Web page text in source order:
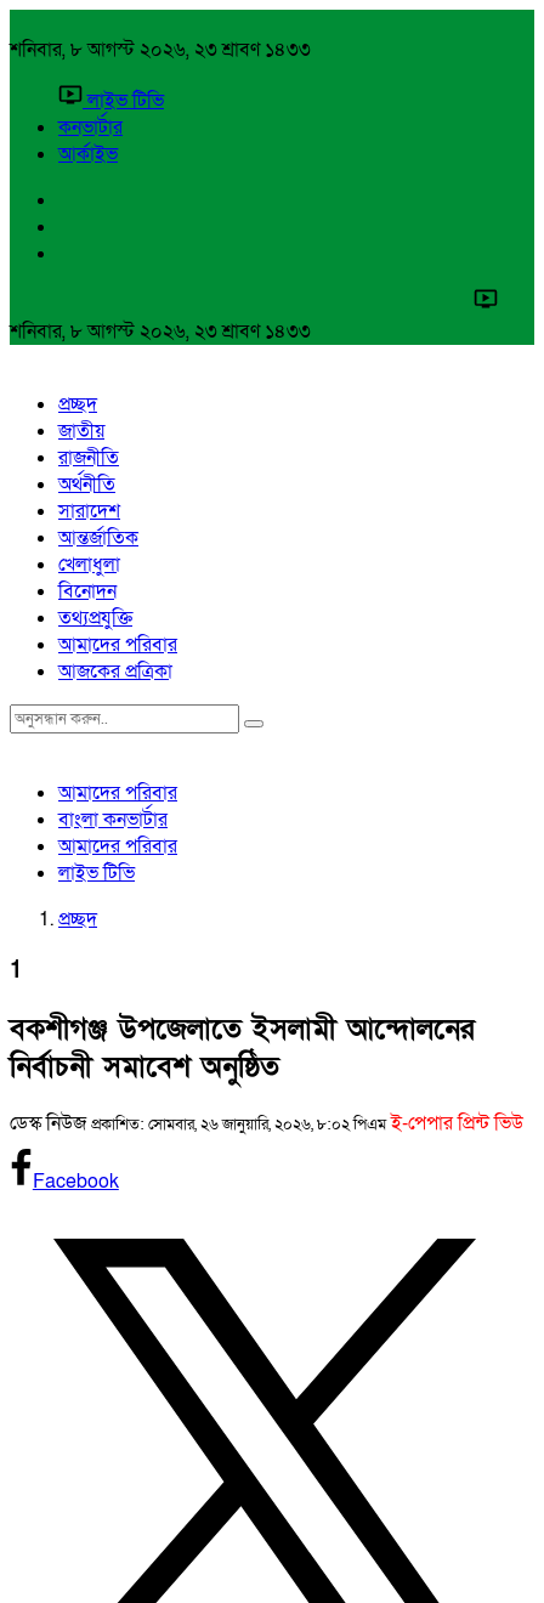
শনিবার, ৮ আগস্ট ২০২৬, ২৩ শ্রাবণ ১৪৩৩
লাইভ টিভি
কনভার্টার
আর্কাইভ
শনিবার, ৮ আগস্ট ২০২৬, ২৩ শ্রাবণ ১৪৩৩
প্রচ্ছদ
জাতীয়
রাজনীতি
অর্থনীতি
সারাদেশ
আন্তর্জাতিক
খেলাধুলা
বিনোদন
তথ্যপ্রযুক্তি
আমাদের পরিবার
আজকের প্রত্রিকা
আমাদের পরিবার
বাংলা কনভার্টার
আমাদের পরিবার
লাইভ টিভি
প্রচ্ছদ
1
বকশীগঞ্জ উপজেলাতে ইসলামী আন্দোলনের
নির্বাচনী সমাবেশ অনুষ্ঠিত
ডেস্ক নিউজপ্রকাশিত: সোমবার, ২৬ জানুয়ারি, ২০২৬, ৮:০২ পিএম ই-পেপার প্রিন্ট ভিউ
Facebook